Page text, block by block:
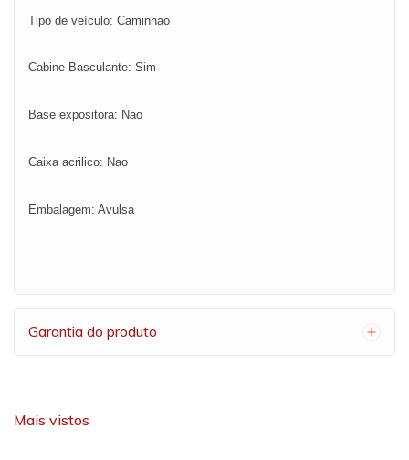
Tipo de veículo: Caminhao
Cabine Basculante: Sim
Base expositora: Nao
Caixa acrilico: Nao
Embalagem: Avulsa
Garantia do produto
Mais vistos